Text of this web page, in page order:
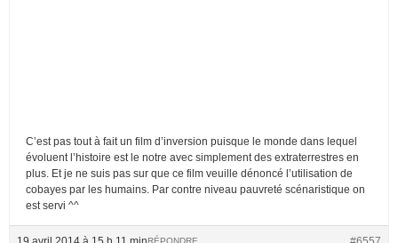
C’est pas tout à fait un film d’inversion puisque le monde dans lequel
évoluent l’histoire est le notre avec simplement des extraterrestres en
plus. Et je ne suis pas sur que ce film veuille dénoncé l’utilisation de
cobayes par les humains. Par contre niveau pauvreté scénaristique on
est servi ^^
RÉPONDRE